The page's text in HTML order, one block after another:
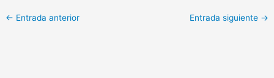
← Entrada anterior Entrada siguiente →